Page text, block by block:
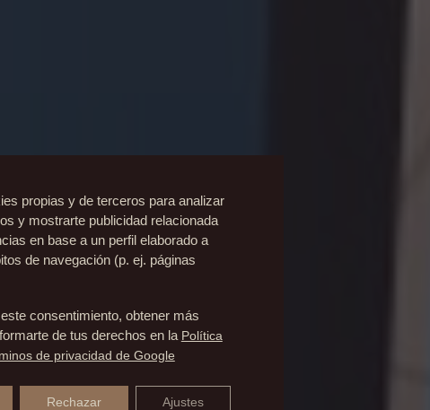
propias y de terceros para analizar
y mostrarte publicidad relacionada
en base a un perfil elaborado a
de navegación (p. ej. páginas
consentimiento, obtener más
de tus derechos en la Política
de privacidad de Google
Rechazar Ajustes